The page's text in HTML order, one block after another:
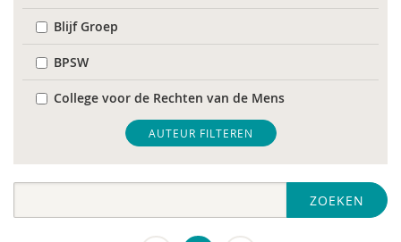
Blijf Groep
BPSW
College voor de Rechten van de Mens
De Raad voor Volksgezondheid & Samenleving
diverse
AUTEUR FILTEREN
ZOEKEN